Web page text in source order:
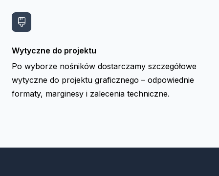
Wytyczne do projektu
Po wyborze nośników dostarczamy szczegółowe
wytyczne do projektu graficznego – odpowiednie
formaty, marginesy i zalecenia techniczne.